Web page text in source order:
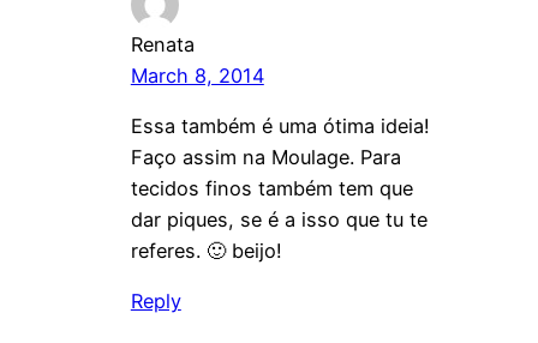
Renata
March 8, 2014
Essa também é uma ótima ideia!
Faço assim na Moulage. Para
tecidos finos também tem que
dar piques, se é a isso que tu te
referes. 🙂 beijo!
Reply